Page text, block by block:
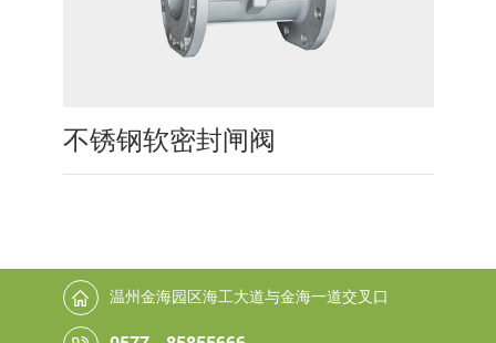
不锈钢软密封闸阀
温州金海园区海工大道与金海一道交叉口